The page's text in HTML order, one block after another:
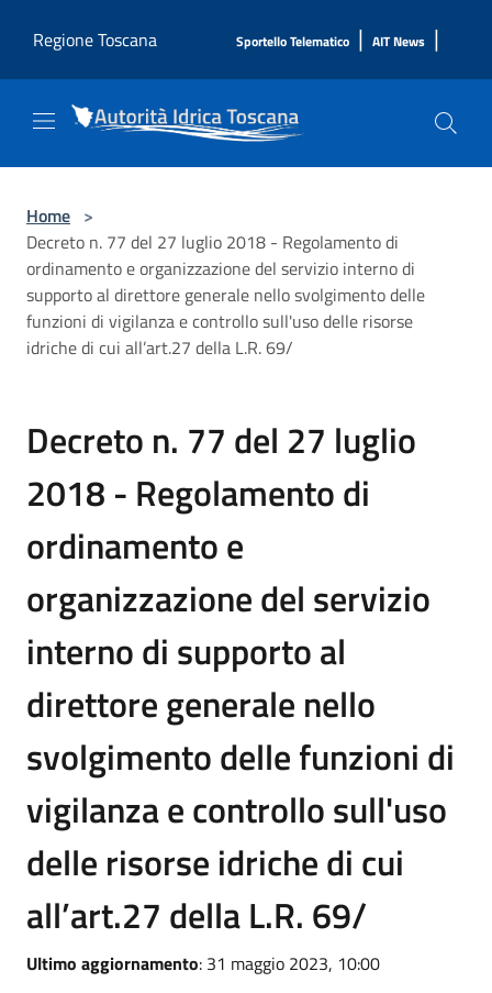
Regione Toscana
Sportello Telematico | AIT News |
Home >
Decreto n. 77 del 27 luglio 2018 - Regolamento di
ordinamento e organizzazione del servizio interno di
supporto al direttore generale nello svolgimento delle
funzioni di vigilanza e controllo sull'uso delle risorse
idriche di cui all’art.27 della L.R. 69/
Decreto n. 77 del 27 luglio
2018 - Regolamento di
ordinamento e
organizzazione del servizio
interno di supporto al
direttore generale nello
svolgimento delle funzioni di
vigilanza e controllo sull'uso
delle risorse idriche di cui
all’art.27 della L.R. 69/
Ultimo aggiornamento: 31 maggio 2023, 10:00